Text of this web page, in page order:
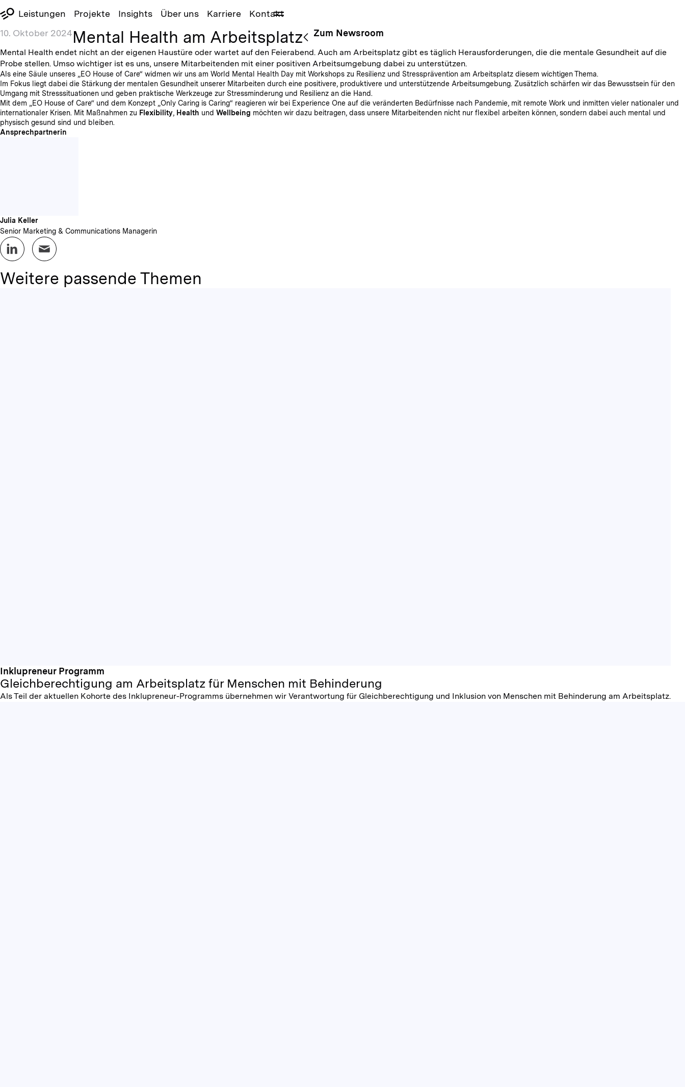
Leistungen Projekte Insights Über uns Karriere
Kontakt
Zum Newsroom
10. Oktober 2024Mental Health am Arbeitsplatz
Ansprechpartnerin
Julia Keller
Senior Marketing & Communications Managerin
Mental Health endet nicht an der eigenen Haustüre oder wartet auf den Feierabend. Auch am Arbeitsplatz gibt es täglich Herausforderungen, die die mentale Gesundheit auf die
Probe stellen. Umso wichtiger ist es uns, unsere Mitarbeitenden mit einer positiven Arbeitsumgebung dabei zu unterstützen.
Als eine Säule unseres „EO House of Care“ widmen wir uns am World Mental Health Day mit Workshops zu Resilienz und Stressprävention am Arbeitsplatz diesem wichtigen Thema.
Im Fokus liegt dabei die Stärkung der mentalen Gesundheit unserer Mitarbeiten durch eine positivere, produktivere und unterstützende Arbeitsumgebung. Zusätzlich schärfen wir das Bewusstsein für den
Umgang mit Stresssituationen und geben praktische Werkzeuge zur Stressminderung und Resilienz an die Hand.
Mit dem „EO House of Care“ und dem Konzept „Only Caring is Caring“ reagieren wir bei Experience One auf die veränderten Bedürfnisse nach Pandemie, mit remote Work und inmitten vieler nationaler und
internationaler Krisen. Mit Maßnahmen zu Flexibility, Health und Wellbeing möchten wir dazu beitragen, dass unsere Mitarbeitenden nicht nur flexibel arbeiten können, sondern dabei auch mental und
physisch gesund sind und bleiben.
Weitere passende Themen
Inklupreneur Programm
Gleichberechtigung am Arbeitsplatz für Menschen mit Behinderung
Als Teil der aktuellen Kohorte des Inklupreneur-Programms übernehmen wir Verantwortung für Gleichberechtigung und Inklusion von Menschen mit Behinderung am Arbeitsplatz.